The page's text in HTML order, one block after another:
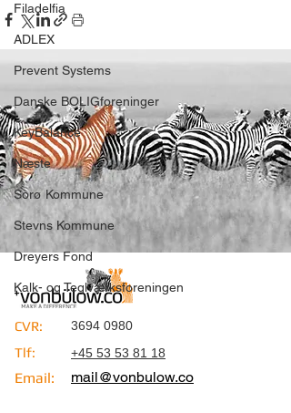
Filadelfia
ADLEX
Prevent Systems
Danske BOLIGforeninger
KeyBalance
Næste
Sorø Kommune
Stevns Kommune
Dreyers Fond
Kalk- og Teglværksforeningen
CVR: 3694 0980
Tlf:
Email:
+45 53 53 81 18
mail@vonbulow.co